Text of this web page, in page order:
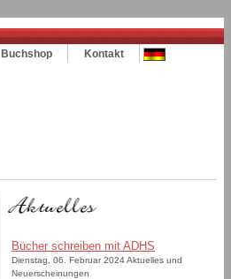
Buchshop Kontakt
Bücher schreiben mit ADHS
Dienstag, 06. Februar 2024 Aktuelles und
Neuerscheinungen